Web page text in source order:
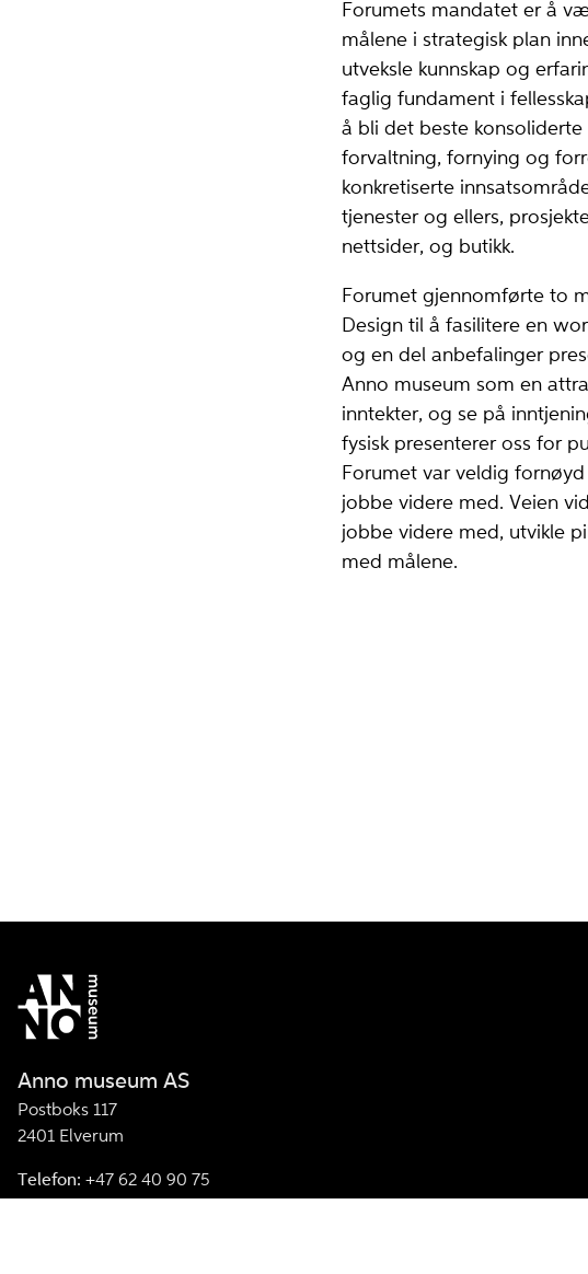
Forumets mandatet er å
målene i strategisk plan
utveksle kunnskap og
faglig fundament i
å bli det beste
forvaltning, fornying og
konkretiserte
tjenester og ellers,
nettsider, og butikk.
Forumet gjennomførte to
Design til å fasilitere en
og en del anbefalinger
Anno museum som en
inntekter, og se på
fysisk presenterer oss for
Forumet var veldig
jobbe videre med. Veien
jobbe videre med, utvikle
med målene.
Anno museum AS
Postboks 117
2401 Elverum
Telefon: +47 62 40 90 75